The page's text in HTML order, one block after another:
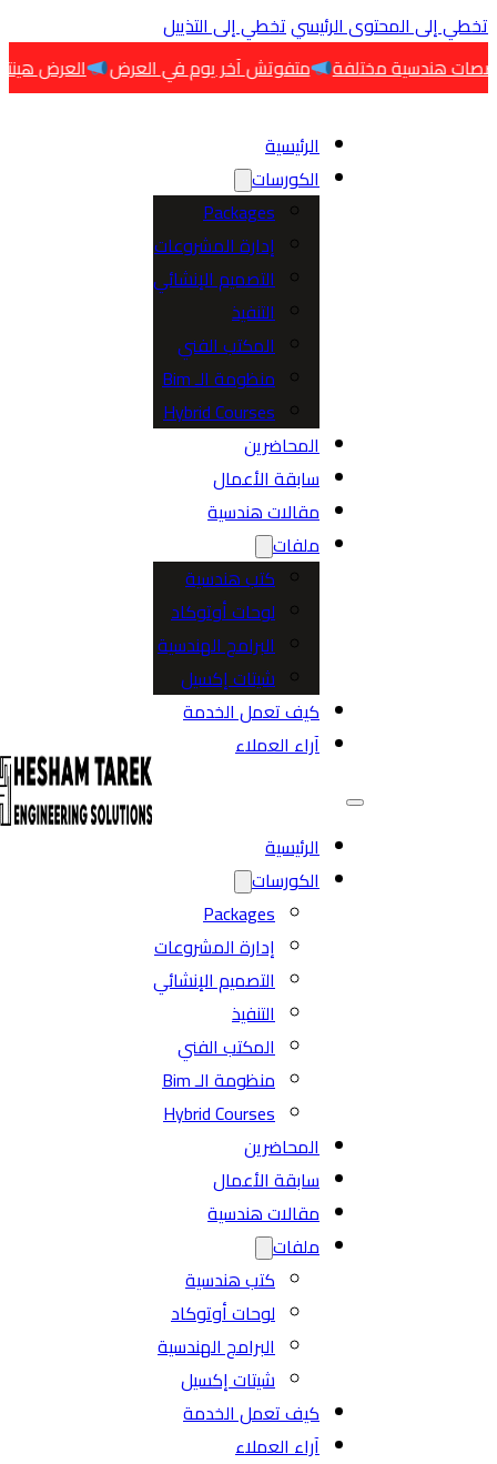
إلى المحتوى الرئيسيتخطي إلى التذييل
متفوتش آخر يوم في العرض
العرض هينتهي اليوم
الرئيسية
الكورسات
Packages
إدارة المشروعات
التصميم الإنشائي
التنفيذ
المكتب الفني
منظومة الـ Bim
Hybrid Courses
المحاضرين
سابقة الأعمال
مقالات هندسية
ملفات
كتب هندسية
لوحات أوتوكاد
البرامج الهندسية
شيتات إكسيل
كيف تعمل الخدمة
آراء العملاء
الرئيسية
الكورسات
Packages
إدارة المشروعات
التصميم الإنشائي
التنفيذ
المكتب الفني
منظومة الـ Bim
Hybrid Courses
المحاضرين
سابقة الأعمال
مقالات هندسية
ملفات
كتب هندسية
لوحات أوتوكاد
البرامج الهندسية
شيتات إكسيل
كيف تعمل الخدمة
آراء العملاء